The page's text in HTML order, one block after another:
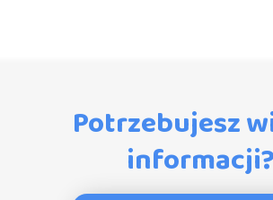
Potrzebujesz
informacji?